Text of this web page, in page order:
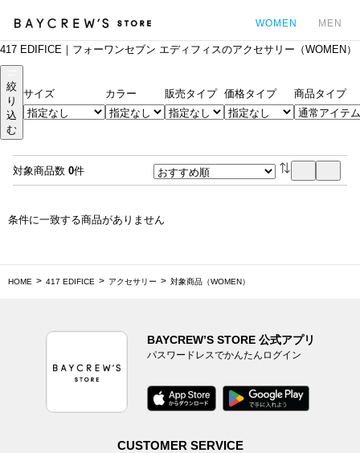
WOMEN MEN
417 EDIFICE｜フォーワンセブン エディフィスのアクセサリー（WOMEN）
絞
り
込
む
サイズ カラー 販売タイプ 価格タイプ 商品タイプ
対象商品数 0件
条件に一致する商品がありません
HOME 417 EDIFICE アクセサリー 対象商品（WOMEN）
BAYCREW’S STORE 公式アプリ
パスワードレスでかんたんログイン
CUSTOMER SERVICE